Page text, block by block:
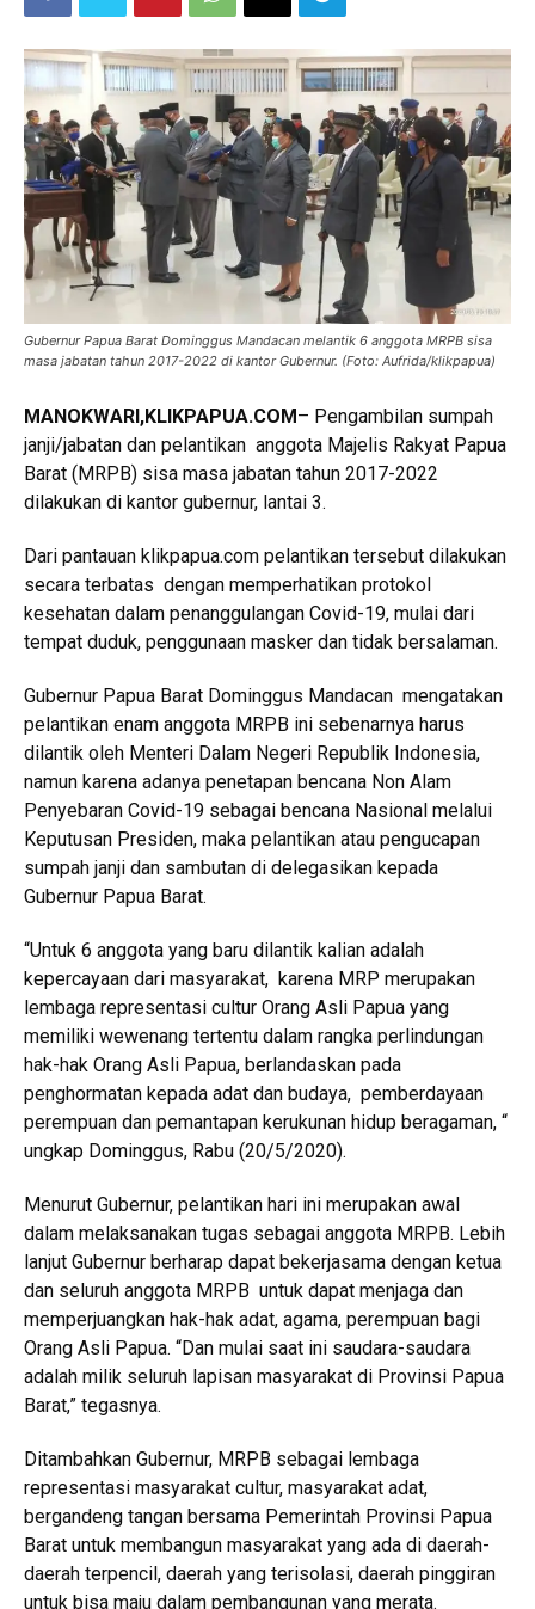
Gubernur Papua Barat Dominggus Mandacan melantik 6 anggota MRPB sisa
masa jabatan tahun 2017-2022 di kantor Gubernur. (Foto: Aufrida/klikpapua)
MANOKWARI,KLIKPAPUA.COM– Pengambilan sumpah
janji/jabatan dan pelantikan anggota Majelis Rakyat Papua
Barat (MRPB) sisa masa jabatan tahun 2017-2022
dilakukan di kantor gubernur, lantai 3.
Dari pantauan klikpapua.com pelantikan tersebut dilakukan
secara terbatas dengan memperhatikan protokol
kesehatan dalam penanggulangan Covid-19, mulai dari
tempat duduk, penggunaan masker dan tidak bersalaman.
Gubernur Papua Barat Dominggus Mandacan mengatakan
pelantikan enam anggota MRPB ini sebenarnya harus
dilantik oleh Menteri Dalam Negeri Republik Indonesia,
namun karena adanya penetapan bencana Non Alam
Penyebaran Covid-19 sebagai bencana Nasional melalui
Keputusan Presiden, maka pelantikan atau pengucapan
sumpah janji dan sambutan di delegasikan kepada
Gubernur Papua Barat.
“Untuk 6 anggota yang baru dilantik kalian adalah
kepercayaan dari masyarakat, karena MRP merupakan
lembaga representasi cultur Orang Asli Papua yang
memiliki wewenang tertentu dalam rangka perlindungan
hak-hak Orang Asli Papua, berlandaskan pada
penghormatan kepada adat dan budaya, pemberdayaan
perempuan dan pemantapan kerukunan hidup beragaman, “
ungkap Dominggus, Rabu (20/5/2020).
Menurut Gubernur, pelantikan hari ini merupakan awal
dalam melaksanakan tugas sebagai anggota MRPB. Lebih
lanjut Gubernur berharap dapat bekerjasama dengan ketua
dan seluruh anggota MRPB untuk dapat menjaga dan
memperjuangkan hak-hak adat, agama, perempuan bagi
Orang Asli Papua. “Dan mulai saat ini saudara-saudara
adalah milik seluruh lapisan masyarakat di Provinsi Papua
Barat,” tegasnya.
Ditambahkan Gubernur, MRPB sebagai lembaga
representasi masyarakat cultur, masyarakat adat,
bergandeng tangan bersama Pemerintah Provinsi Papua
Barat untuk membangun masyarakat yang ada di daerah-
daerah terpencil, daerah yang terisolasi, daerah pinggiran
untuk bisa maju dalam pembangunan yang merata.